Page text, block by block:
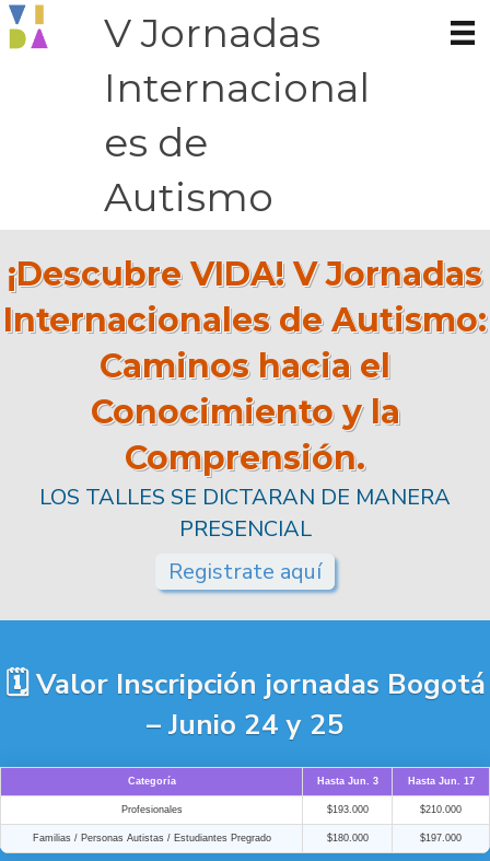
V Jornadas
Internacional
es de
Autismo
¡Descubre VIDA! V Jornadas
Internacionales de Autismo:
Caminos hacia el
Conocimiento y la
Comprensión.
LOS TALLES SE DICTARAN DE MANERA
PRESENCIAL
Registrate aquí
🗓️ Valor Inscripción jornadas Bogotá
– Junio 24 y 25
Categoría Hasta Jun. 3 Hasta Jun. 17
Profesionales $193.000 $210.000
Familias / Personas Autistas / Estudiantes Pregrado $180.000 $197.000